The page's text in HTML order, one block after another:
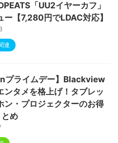
「UU2イヤーカフ」
ー【7,280円でLDAC対応】
連
プライムデー】Blackview
ンタメを格上げ！タブレッ
ン・プロジェクターのお得
め